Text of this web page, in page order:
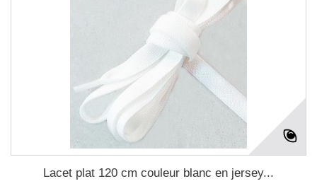
Lacet plat 120 cm couleur blanc en jersey...